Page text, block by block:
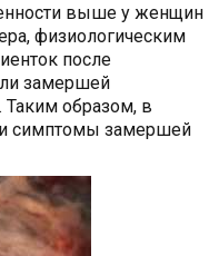
выше у женщин
физиологическим
после
замершей
Таким образом, в
симптомы замершей